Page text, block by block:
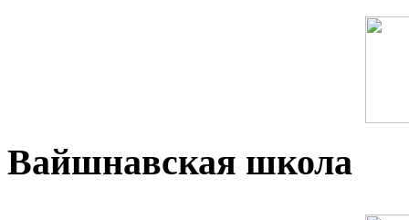
Вайшнавская школа